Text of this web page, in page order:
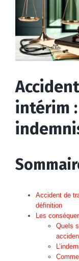
intérim
Accident de
définition
Les
Quels